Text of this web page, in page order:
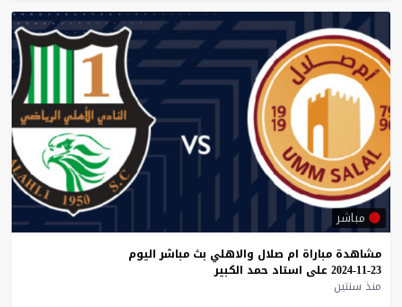
مباشر
مشاهدة مباراة ام صلال والاهلي بث مباشر اليوم
23-11-2024
على استاد حمد الكبير
منذ سنتين